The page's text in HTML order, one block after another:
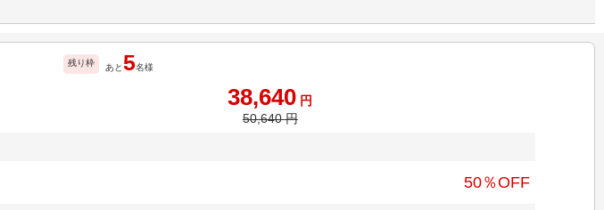
残り枠
あと5名様
38,640 円
50,640円
50％OFF